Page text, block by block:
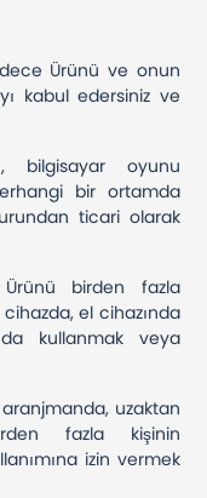
Ürünü ve onun
kabul edersiniz ve
oyunu
bir ortamda
ticari olarak
birden fazla
el cihazında
kullanmak veya
uzaktan
fazla kişinin
izin vermek